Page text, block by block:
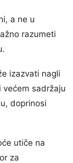
a ne u
razumeti
izazvati nagli
većem sadržaju
doprinosi
utiče na
za